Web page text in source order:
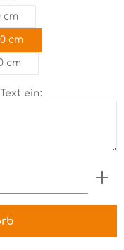
cm
cm
cm
ein:
Wert